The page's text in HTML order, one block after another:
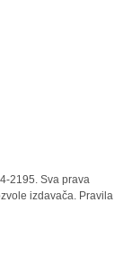
2195. Sva prava
izdavača. Pravila